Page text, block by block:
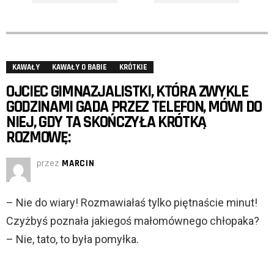
KAWAŁY KAWAŁY O BABIE KRÓTKIE
OJCIEC GIMNAZJALISTKI, KTÓRA ZWYKLE
GODZINAMI GADA PRZEZ TELEFON, MÓWI DO
NIEJ, GDY TA SKOŃCZYŁA KRÓTKĄ
ROZMOWĘ:
przez MARCIN
– Nie do wiary! Rozmawiałaś tylko piętnaście minut!
Czyżbyś poznała jakiegoś małomównego chłopaka?
– Nie, tato, to była pomyłka.